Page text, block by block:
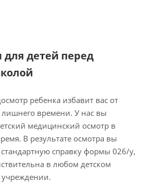
детей перед
ребенка избавит вас от
лишнего времени. У нас вы
медицинский осмотр в
В результате осмотра вы
справку формы 026/у,
в любом детском
учреждении.